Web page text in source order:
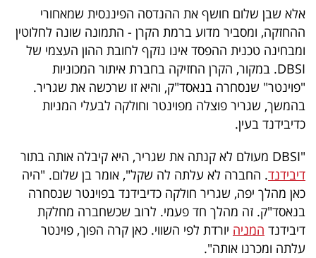
אחרינו:
אלא שבן שלום חושף את ההנדסה הפיננסית שמאחורי
ההחזקה, ומסביר מדוע ברמת הקרן - התמונה שונה לחלוטין
ומבחינה טכנית ההפסד אינו נזקף לחובת ההון העצמי של
DBSI. במקור, הקרן החזיקה בחברת איתור המכוניות
"פוינטר" שנסחרה בנאסד"ק, והיא זו שרכשה את שגריר.
בהמשך, שגריר פוצלה מפוינטר וחולקה לבעלי המניות
כדיבידנד בעין.
"DBSI מעולם לא קנתה את שגריר, היא קיבלה אותה בתור
דיבידנד. החברה לא עלתה לה שקל", אומר בן שלום. "היה
כאן מהלך יפה, שגריר חולקה כדיבידנד בפוינטר שנסחרה
בנאסד"ק. זה מהלך חד פעמי. לרוב שכשחברה מחלקת
דיבידנד המניה יורדת לפי השווי. כאן קרה הפוך, פוינטר
עלתה ומכרנו אותה".